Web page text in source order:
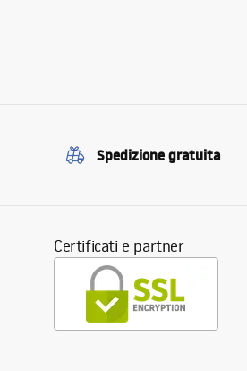
Spedizione gratuita
Certificati e partner